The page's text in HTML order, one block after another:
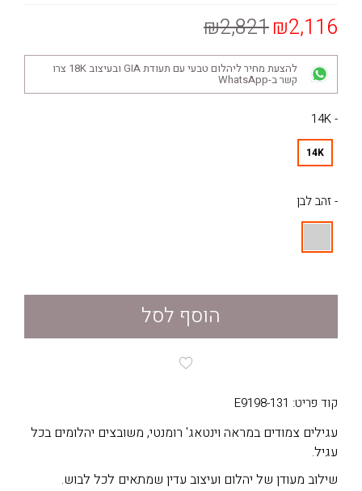
₪2,116
₪2,821
להצעת מחיר ליהלום טבעי עם תעודת GIA ובעיצוב 18K צרו
קשר ב-WhatsApp
- 14K
14K
- זהב לבן
הוסף לסל
קוד פריט: E9198-131
עגילים צמודים במראה וינטאג' רומנטי, משובצים יהלומים בכל
עגיל.
שילוב מעודן של יהלום ועיצוב עדין שמתאים לכל לבוש.